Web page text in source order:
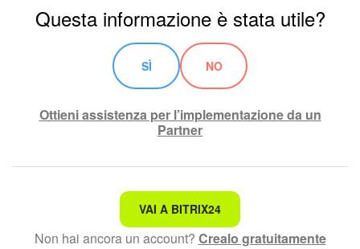
Questa informazione è stata utile?
SÌ NO
Ottieni assistenza per l’implementazione da un
Partner
Non è quello che sto cercando.
Testo complesso e incomprensibile
VAI A BITRIX24
Non hai ancora un account? Crealo gratuitamente